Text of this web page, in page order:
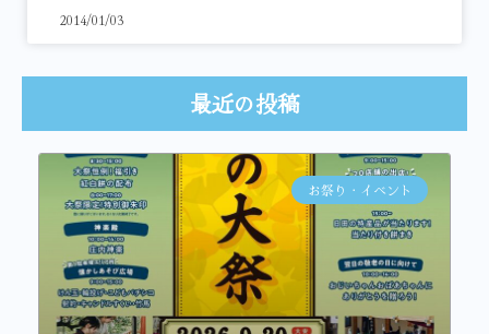
2014/01/03
最近の投稿
お祭り・イベント